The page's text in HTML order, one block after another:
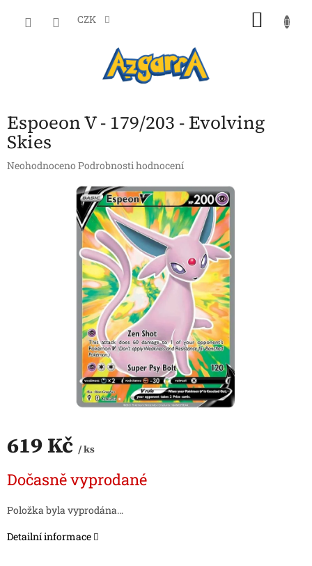
CZK
Espoeon V - 179/203 - Evolving
Skies
Průměrné
Neohodnoceno Podrobnosti hodnocení
619 Kč / ks
cena:
Dočasně vyprodané
Položka byla vyprodána…
Detailní informace